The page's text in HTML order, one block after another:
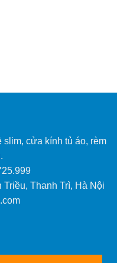
slim, cửa kính tủ áo, rèm
Thanh Trì, Hà Nội